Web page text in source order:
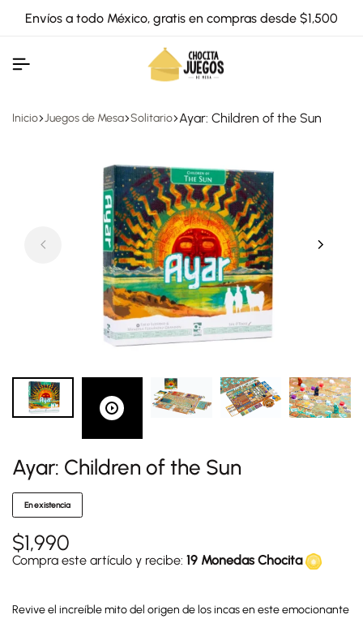
Envíos a todo México, gratis en compras desde $1,500
Inicio Juegos de Mesa Solitario Ayar: Children of the Sun
Ayar: Children of the Sun
En existencia
$1,990
Compra este artículo y recibe: 19 Monedas Chocita
Revive el increíble mito del origen de los incas en este emocionante